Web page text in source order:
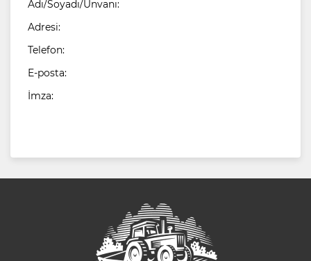
Adı/Soyadı/Unvanı:
Adresi:
Telefon:
E-posta:
İmza: